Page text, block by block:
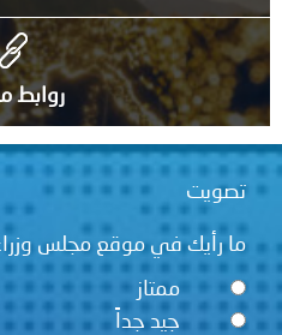
روابط
تصويت
ما رأيك في موقع مجلس وزراء
ممتاز
جيد جداً